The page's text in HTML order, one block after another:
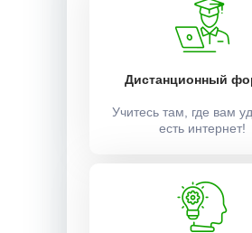
Дистанционный
Учитесь там, где вам
есть интернет!